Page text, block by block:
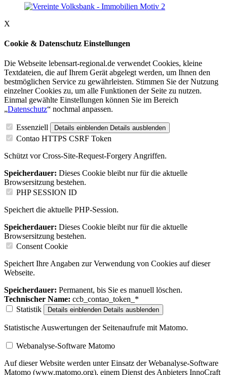
X
Cookie & Datenschutz Einstellungen
Die Webseite lebensart-regional.de verwendet Cookies, kleine
Textdateien, die auf Ihrem Gerät abgelegt werden, um Ihnen den
bestmöglichen Service zu gewährleisten. Stimmen Sie der Nutzung
einzelner Cookies zu, um alle Funktionen der Seite zu nutzen.
Einmal gewählte Einstellungen können Sie im Bereich
„Datenschutz“ nochmal anpassen.
Essenziell Details einblenden Details ausblenden
Contao HTTPS CSRF Token
Schützt vor Cross-Site-Request-Forgery Angriffen.
Speicherdauer: Dieses Cookie bleibt nur für die aktuelle
Browsersitzung bestehen.
PHP SESSION ID
Speichert die aktuelle PHP-Session.
Speicherdauer: Dieses Cookie bleibt nur für die aktuelle
Browsersitzung bestehen.
Consent Cookie
Speichert Ihre Angaben zur Verwendung von Cookies auf dieser
Webseite.
Speicherdauer: Permanent, bis Sie es manuell löschen.
Technischer Name: ccb_contao_token_*
Statistik
Details einblenden Details ausblenden
Statistische Auswertungen der Seitenaufrufe mit Matomo.
Webanalyse-Software Matomo
Auf dieser Website werden unter Einsatz der Webanalyse-Software
Matomo (www.matomo.org), einem Dienst des Anbieters InnoCraft